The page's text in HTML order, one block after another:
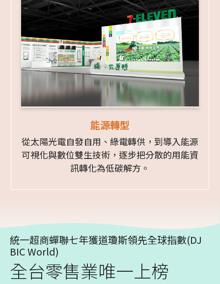
能源轉型
從太陽光電自發自用、綠電轉供，到導入能源
可視化與數位雙生技術，逐步把分散的用能資
訊轉化為低碳解方。
統一超商蟬聯七年獲道瓊斯領先全球指數(DJ
BIC World)
全台零售業唯一上榜